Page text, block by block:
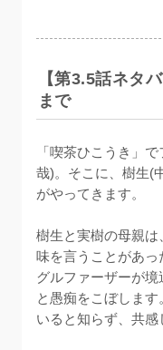
【第3.5話ネタ
まで
「喫茶ひこうき」
哉)。そこに、樹生(
がやってきます。
樹生と実樹の母親
味を言うことがあ
グルファーザーが
と愚痴をこぼしま
いると知らず、共感